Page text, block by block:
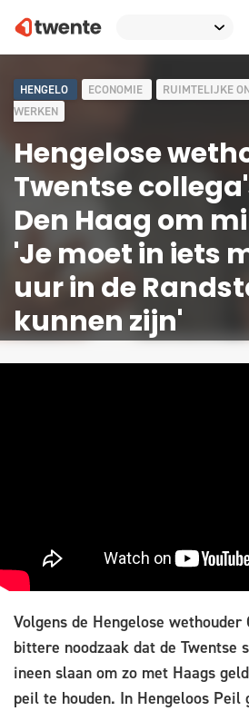
HENGELO ECONOMIE RUIMTELIJKE
WERKEN
Hengelose
Twentse
Den Haag om
'Je moet in iets
uur in de
kunnen zijn'
Volgens de Hengelose
bittere noodzaak dat de Twentse
ineen slaan om zo met Haags
peil te houden. In Hengeloos